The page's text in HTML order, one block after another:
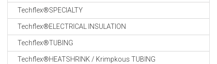
Techflex®SPECIALTY
Techflex®ELECTRICAL INSULATION
Techflex®TUBING
Techflex®HEATSHRINK / Krimpkous TUBING